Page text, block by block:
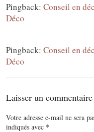
Pingback: Conseil en
Déco
Pingback: Conseil en
Déco
Laisser un commentaire
Votre adresse e-mail ne sera
indiqués avec *